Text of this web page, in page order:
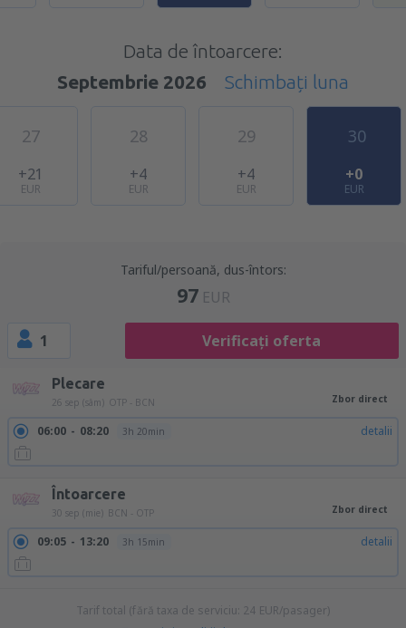
Data de întoarcere:
Septembrie 2026
Schimbați luna
27
+21
EUR
28
+4
EUR
29
+4
EUR
30
+0
EUR
Tariful/persoană, dus-întors:
97 EUR
1 Verificați oferta
Plecare
26 sep (sâm) OTP - BCN Zbor direct
06:00 08:20 3h 20min detalii
Întoarcere
30 sep (mie) BCN - OTP Zbor direct
09:05 13:20 3h 15min detalii
Tarif total (fără taxa de serviciu: 24 EUR/pasager)